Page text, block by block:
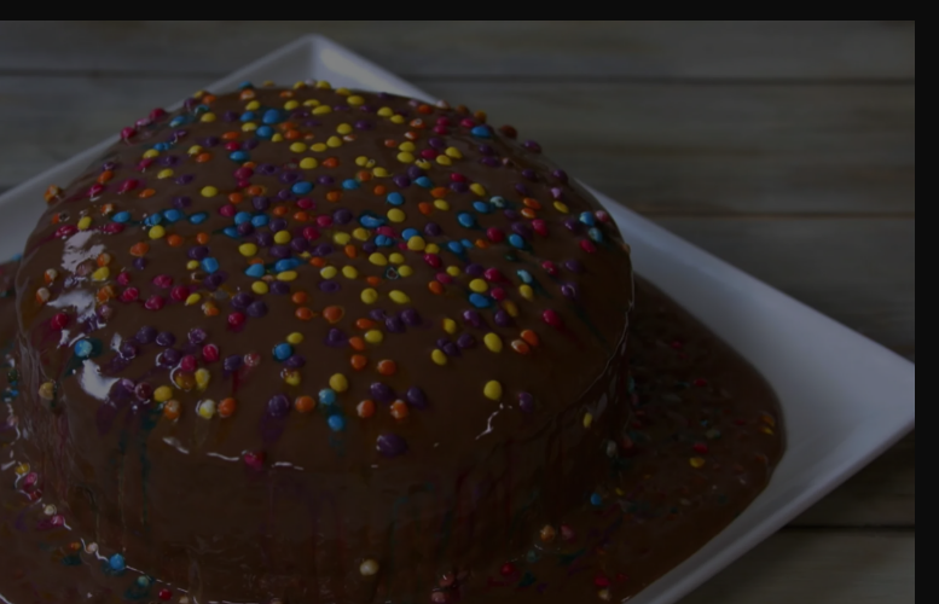
TSUNAMI, ROMPIAMO LE UOVA IN UNA CIOTOLA E SBATTIAMO, POI AGGIUNGIAMO LO
IL CACAO (CON LA FORMULA DEI 4/4) E INFINE IL LIEVITO. MESCOLIAMO E
TEGLIA DA 24CM CON UN FOGLIO DI CARTAFORNO SUL FONDO. LIVELLIAMO
FACCIAMO CUOCERE A 170° PER 45 MIN. PER FARE LA FARCITURA, IN UNA CIOTOLA
CONDENSATO. AGGIUNGIAMO IL CIOCCOLATO TRITATO, MESCOLIAMO E
IN UN PENTOLINO METTIAMO LO ZUCCHERO, IL CACAO E L’AMIDO DI MAIS,
E AGGIUNGIAMO IL LATTE.
GUARDA QUI SOTTO IL VIDEO DELLA RICETTA
E PORTIAMO SUL FUOCO AD ADDENSARE, POI VERSIAMO LA CREMA IN UNA
IN FRIGORIFERO. PRENDIAMO LA BASE E TAGLIAMO TRE STRATI.
SOPRA IL PRIMO STRATO, POI METTIAMO UN ALTRO STRATO, L’ALTRA METÀ DELLA
PRENDIAMO UN FOGLIO DI ACETATO E USIAMOLO PER AVVOLGERE LA TORTA BEN
CON LA COPERTURA, AMMORBIDIAMOLA CON DEL LATTE E VERSIAMOLA IN
DEI CONFETTINI COLORATI. ALZIAMO IL FOGLIO DI ACETATO E FACCIAMO
SULLA TORTA.